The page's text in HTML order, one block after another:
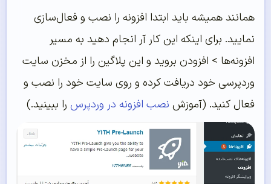
همانند همیشه باید ابتدا افزونه را نصب و فعال‌سازی
نمایید. برای اینکه این کار آر انجام دهید به مسیر
افزونه‌ها > افزودن بروید و این پلاگین را از مخزن سایت
وردپرسی خود دریافت کرده و روی سایت خود را نصب و
فعال کنید. (آموزش نصب افزونه در وردپرس را ببینید.)